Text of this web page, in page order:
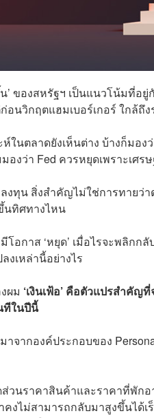
น’ ของสหรัฐฯ เป็นแนวโน้มที่
นวิกฤตแฮมเบอร์เกอร์ ใกล้ถึ
ในตลาดยังเห็นต่าง บ้างก็มอ
องว่า Fed ควรหยุดเพราะเศ
งทุน สิ่งสำคัญไม่ใช่การทายว่า
นทิศทางไหน
โอกาส ‘หยุด’ เมื่อไรจะพลิกก
งเหล่านี้อย่างไร
ผม ‘เงินเฟ้อ’ คือตัวแปรสำคั
ทีในปีนี้
จากองค์ประกอบของ
วนราคาสินค้าและราคาที่พักอ
คงไม่สามารถกลับมาสูงขึ้นไ